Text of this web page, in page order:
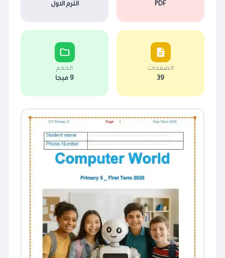
PDF الترم الاول
الصفحات
39
الحجم
9 ميجا